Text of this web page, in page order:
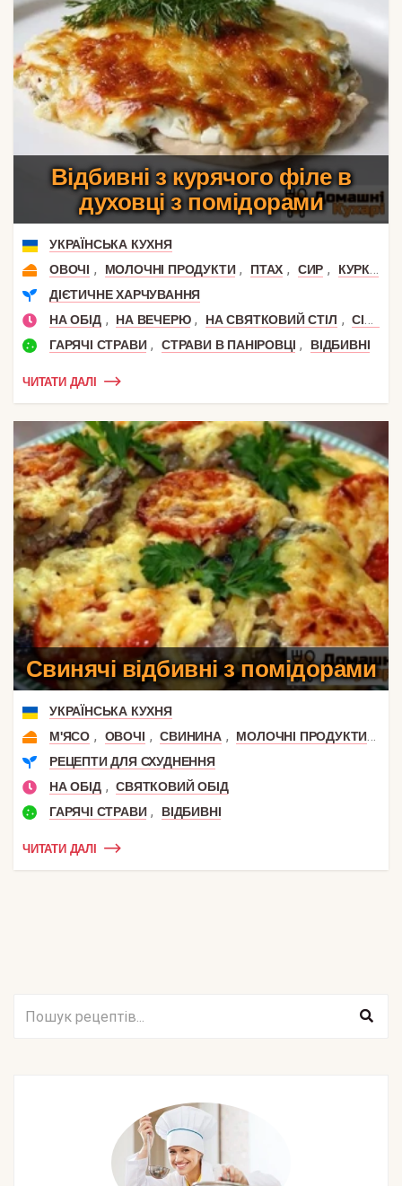
Відбивні з курячого філе в
духовці з помідорами
УКРАЇНСЬКА КУХНЯ
ОВОЧІ , МОЛОЧНІ ПРОДУКТИ , ПТАХ , СИР , КУРКА
ДІЄТИЧНЕ ХАРЧУВАННЯ
НА ОБІД , НА ВЕЧЕРЮ , НА СВЯТКОВИЙ СТІЛ , СІМЕЙНА ВЕЧЕРЯ
ГАРЯЧІ СТРАВИ , СТРАВИ В ПАНІРОВЦІ , ВІДБИВНІ
ЧИТАТИ ДАЛІ
Свинячі відбивні з помідорами
УКРАЇНСЬКА КУХНЯ
М'ЯСО , ОВОЧІ , СВИНИНА , МОЛОЧНІ ПРОДУКТИ ,
РЕЦЕПТИ ДЛЯ СХУДНЕННЯ
НА ОБІД , СВЯТКОВИЙ ОБІД
ГАРЯЧІ СТРАВИ , ВІДБИВНІ
ЧИТАТИ ДАЛІ